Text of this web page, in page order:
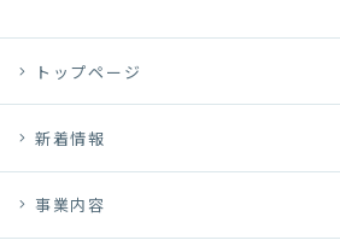
トップページ
新着情報
事業内容